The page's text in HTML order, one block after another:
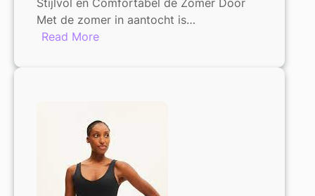
Met de zomer in aantocht is…
Read More:
Maten
Heren